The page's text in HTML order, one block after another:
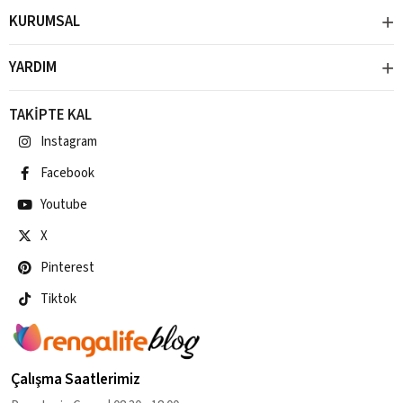
KURUMSAL
YARDIM
TAKİPTE KAL
Instagram
Facebook
Youtube
X
Pinterest
Tiktok
Çalışma Saatlerimiz